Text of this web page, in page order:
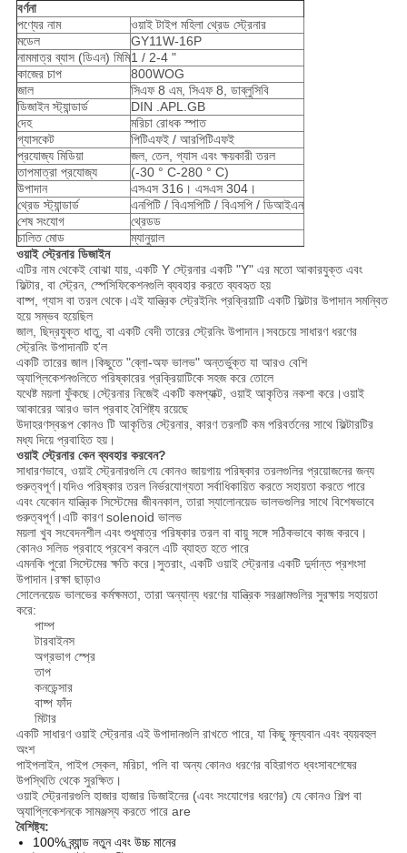
বর্ণনা
পণ্যের নাম
ওয়াই টাইপ মহিলা থ্রেড স্ট্রেনার
মডেল
GY11W-16P
নামমাত্র ব্যাস (ডিএন) মিমি1 / 2-4 "
কাজের চাপ
800WOG
জাল
সিএফ 8 এম, সিএফ 8, ডাব্লুসিবি
ডিজাইন স্ট্যান্ডার্ড
DIN .APL.GB
দেহ
মরিচা রোধক স্পাত
গ্যাসকেট
পিটিএফই / আরপিটিএফই
প্রযোজ্য মিডিয়া
জল, তেল, গ্যাস এবং ক্ষয়কারী তরল
তাপমাত্রা প্রযোজ্য
(-30 ° C-280 ° C)
উপাদান
এসএস 316। এসএস 304।
থ্রেড স্ট্যান্ডার্ড
এনপিটি / বিএসপিটি / বিএসপি / ডিআইএন
শেষ সংযোগ
থ্রেডড
চালিত মোড
ম্যানুয়াল
ওয়াই স্ট্রেনার ডিজাইন
এটির নাম থেকেই বোঝা যায়, একটি Y স্ট্রেনার একটি "Y" এর মতো আকারযুক্ত এবং
ফিল্টার, বা স্ট্রেন, স্পেসিফিকেশনগুলি ব্যবহার করতে ব্যবহৃত হয়
বাষ্প, গ্যাস বা তরল থেকে।এই যান্ত্রিক স্ট্রেইনিং প্রক্রিয়াটি একটি ফিল্টার উপাদান সমন্বিত
হয়ে সম্ভব হয়েছিল
জাল, ছিদ্রযুক্ত ধাতু, বা একটি বেদী তারের স্ট্রেনিং উপাদান।সবচেয়ে সাধারণ ধরণের
স্ট্রেনিং উপাদানটি হ'ল
একটি তারের জাল।কিছুতে "ব্লো-অফ ভালভ" অন্তর্ভুক্ত যা আরও বেশি
অ্যাপ্লিকেশনগুলিতে পরিষ্কারের প্রক্রিয়াটিকে সহজ করে তোলে
যথেষ্ট ময়লা ফুঁকছে।স্ট্রেনার নিজেই একটি কমপ্যাক্ট, ওয়াই আকৃতির নকশা করে।ওয়াই
আকারের আরও ভাল প্রবাহ বৈশিষ্ট্য রয়েছে
উদাহরণস্বরূপ কোনও টি আকৃতির স্ট্রেনার, কারণ তরলটি কম পরিবর্তনের সাথে ফিল্টারটির
মধ্য দিয়ে প্রবাহিত হয়।
ওয়াই স্ট্রেনার কেন ব্যবহার করবেন?
সাধারণভাবে, ওয়াই স্ট্রেনারগুলি যে কোনও জায়গায় পরিষ্কার তরলগুলির প্রয়োজনের জন্য
গুরুত্বপূর্ণ।যদিও পরিষ্কার তরল নির্ভরযোগ্যতা সর্বাধিকায়িত করতে সহায়তা করতে পারে
এবং যেকোন যান্ত্রিক সিস্টেমের জীবনকাল, তারা স্যালোনয়েড ভালভগুলির সাথে বিশেষভাবে
গুরুত্বপূর্ণ।এটি কারণ solenoid ভালভ
ময়লা খুব সংবেদনশীল এবং শুধুমাত্র পরিষ্কার তরল বা বায়ু সঙ্গে সঠিকভাবে কাজ করবে।
কোনও সলিড প্রবাহে প্রবেশ করলে এটি ব্যাহত হতে পারে
এমনকি পুরো সিস্টেমের ক্ষতি করে।সুতরাং, একটি ওয়াই স্ট্রেনার একটি দুর্দান্ত প্রশংসা
উপাদান।রক্ষা ছাড়াও
সোলেনয়েড ভালভের কর্মক্ষমতা, তারা অন্যান্য ধরণের যান্ত্রিক সরঞ্জামগুলির সুরক্ষায় সহায়তা
করে:
পাম্প
টারবাইনস
অগ্রভাগ স্প্রে
তাপ
কনডেন্সার
বাষ্প ফাঁদ
মিটার
একটি সাধারণ ওয়াই স্ট্রেনার এই উপাদানগুলি রাখতে পারে, যা কিছু মূল্যবান এবং ব্যয়বহুল
অংশ
পাইপলাইন, পাইপ স্কেল, মরিচা, পলি বা অন্য কোনও ধরণের বহিরাগত ধ্বংসাবশেষের
উপস্থিতি থেকে সুরক্ষিত।
ওয়াই স্ট্রেনারগুলি হাজার হাজার ডিজাইনের (এবং সংযোগের ধরণের) যে কোনও শিল্প বা
অ্যাপ্লিকেশনকে সামঞ্জস্য করতে পারে are
বৈশিষ্ট্য:
100% ব্র্যান্ড নতুন এবং উচ্চ মানের